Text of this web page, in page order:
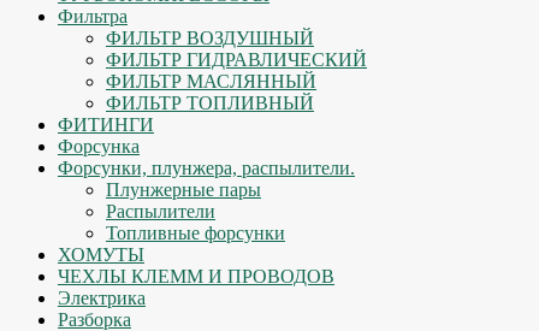
Фильтра
ФИЛЬТР ВОЗДУШНЫЙ
ФИЛЬТР ГИДРАВЛИЧЕСКИЙ
ФИЛЬТР МАСЛЯННЫЙ
ФИЛЬТР ТОПЛИВНЫЙ
ФИТИНГИ
Форсунка
Форсунки, плунжера, распылители.
Плунжерные пары
Распылители
Топливные форсунки
ХОМУТЫ
ЧЕХЛЫ КЛЕММ И ПРОВОДОВ
Электрика
Разборка